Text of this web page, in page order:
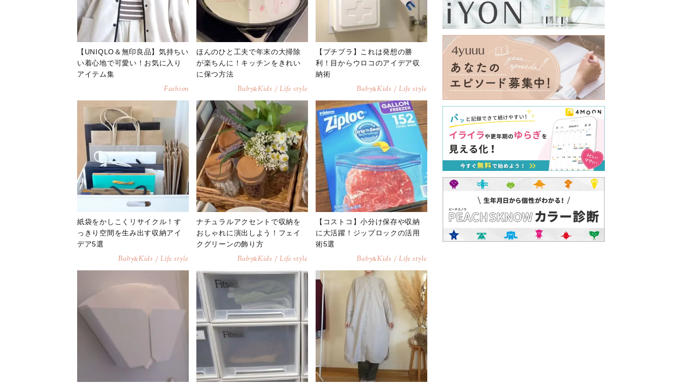
【UNIQLO＆無印良品】気持ちい
い着心地で可愛い！お気に入り
アイテム集
Fashion
ほんのひと工夫で年末の大掃除
が楽ちんに！キッチンをきれい
に保つ方法
Baby&Kids / Life style
【プチプラ】これは発想の勝
利！目からウロコのアイデア収
納術
Baby&Kids / Life style
紙袋をかしこくリサイクル！す
っきり空間を生み出す収納アイ
デア5選
Baby&Kids / Life style
ナチュラルアクセントで収納を
おしゃれに演出しよう！フェイ
クグリーンの飾り方
Baby&Kids / Life style
【コストコ】小分け保存や収納
に大活躍！ジップロックの活用
術5選
Baby&Kids / Life style